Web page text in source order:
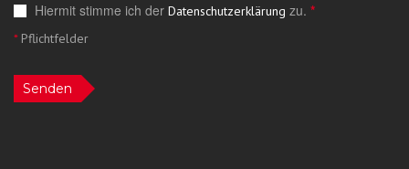
Hiermit stimme ich der Datenschutzerklärung zu. *
*Pflichtfelder
Senden